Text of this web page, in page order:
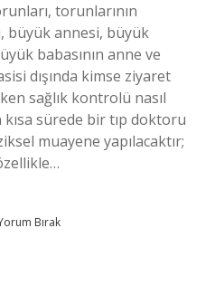
torunlarının
büyük annesi, büyük
babasının anne ve
dışında kimse ziyaret
sağlık kontrolü nasıl
kısa sürede bir tıp doktoru
muayene yapılacaktır;
Bırak